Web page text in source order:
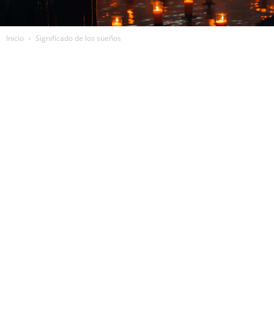
Inicio Significado de los sueños